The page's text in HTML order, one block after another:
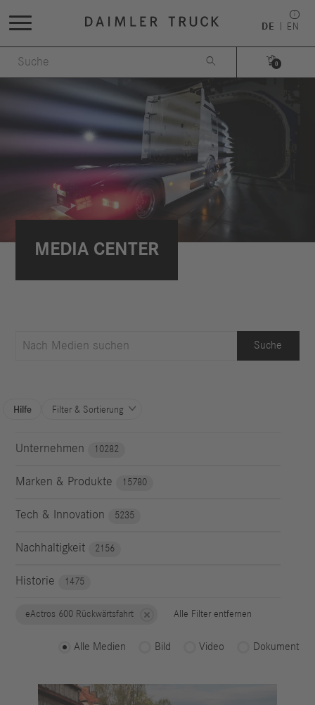
DE EN
 
0
MEDIA CENTER
Suche
Hilfe Filter & Sortierung 
Unternehmen 10282
Marken & Produkte 15780
Tech & Innovation 5235
Nachhaltigkeit 2156
Historie 1475
eActros 600 Rückwärtsfahrt Alle Filter entfernen
Alle Medien Bild Video Dokument